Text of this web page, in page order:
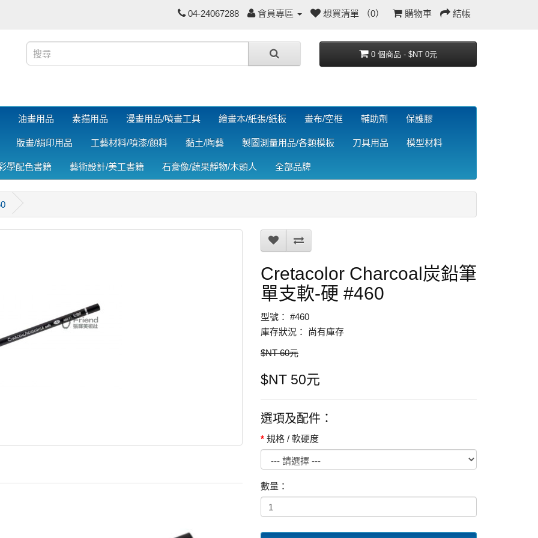
04-24067288 會員專區 想買清單 （0） 購物車 結帳
0 個商品 - $NT 0元
油畫用品 素描用品 漫畫用品/噴畫工具 繪畫本/紙張/紙板 畫布/空框 輔助劑 保護膠
版畫/絹印用品 工藝材料/噴漆/顏料 黏土/陶藝 製圖測量用品/各類模板 刀具用品 模型材料
學配色書籍 藝術設計/美工書籍 石膏像/蔬果靜物/木頭人 全部品牌
Cretacolor Charcoal炭鉛筆
單支軟-硬 #460
型號： #460
庫存狀況： 尚有庫存
$NT 60元
$NT 50元
選項及配件：
規格 / 軟硬度
數量：